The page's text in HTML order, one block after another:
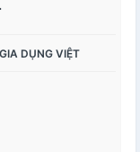
GIA DỤNG VIỆT